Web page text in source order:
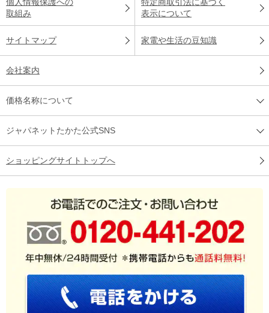
取組み
表示について
サイトマップ 家電や生活の豆知識
会社案内
価格名称について
ジャパネットたかた公式SNS
ショッピングサイトトップへ